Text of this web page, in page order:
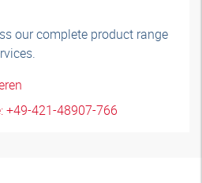
our complete product range
+49-421-48907-766